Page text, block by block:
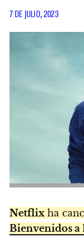
7 DE JULIO, 2023
Netflix ha
Bienvenidos a